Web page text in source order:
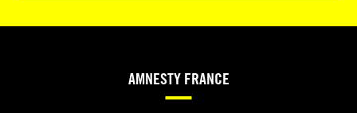
AMNESTY FRANCE